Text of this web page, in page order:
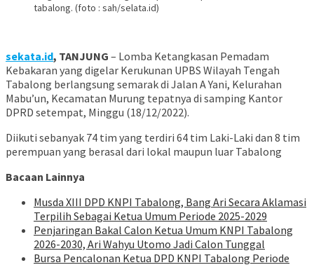
tabalong. (foto : sah/selata.id)
sekata.id, TANJUNG – Lomba Ketangkasan Pemadam
Kebakaran yang digelar Kerukunan UPBS Wilayah Tengah
Tabalong berlangsung semarak di Jalan A Yani, Kelurahan
Mabu’un, Kecamatan Murung tepatnya di samping Kantor
DPRD setempat, Minggu (18/12/2022).
Diikuti sebanyak 74 tim yang terdiri 64 tim Laki-Laki dan 8 tim
perempuan yang berasal dari lokal maupun luar Tabalong
Bacaan Lainnya
Musda XIII DPD KNPI Tabalong, Bang Ari Secara Aklamasi
Terpilih Sebagai Ketua Umum Periode 2025-2029
Penjaringan Bakal Calon Ketua Umum KNPI Tabalong
2026-2030, Ari Wahyu Utomo Jadi Calon Tunggal
Bursa Pencalonan Ketua DPD KNPI Tabalong Periode